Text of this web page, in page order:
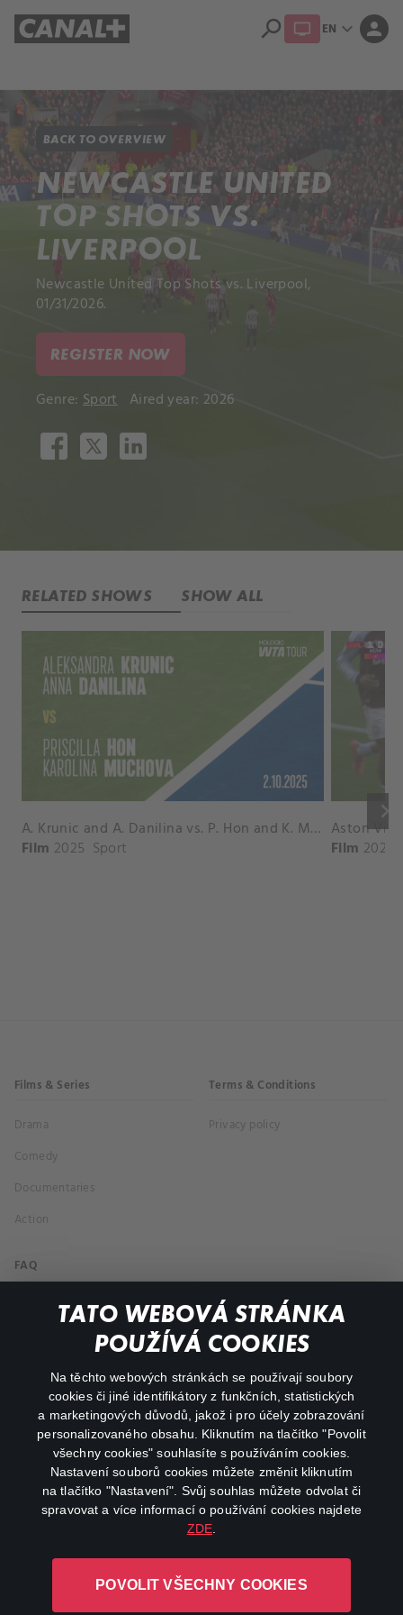
TATO WEBOVÁ STRÁNKA
POUŽÍVÁ COOKIES
Na těchto webových stránkách se používají soubory
cookies či jiné identifikátory z funkčních, statistických
a marketingových důvodů, jakož i pro účely zobrazování
personalizovaného obsahu. Kliknutím na tlačítko "Povolit
všechny cookies" souhlasíte s používáním cookies.
Nastavení souborů cookies můžete změnit kliknutím
na tlačítko "Nastavení". Svůj souhlas můžete odvolat či
spravovat a více informací o používání cookies najdete
ZDE
POVOLIT VŠECHNY COOKIES
search EN expand_more person
BACK TO OVERVIEW
NEWCASTLE UNITED
TOP SHOTS VS.
LIVERPOOL
Newcastle United Top Shots vs. Liverpool,
01/31/2026.
REGISTER NOW
Genre: Sport Aired year: 2026
RELATED SHOWS SHOW ALL
keyboard_arrow_right
A. Krunic and A. Danilina vs. P. Hon and K. Muchova Match Highlights - BEIJING_Capital Group Diamond ( October 02, 2025)
Film 2025 Sport Film 2026
Films & Series
Drama
Comedy
Documentaries
Action
Terms & Conditions
Privacy policy
FAQ
My profile
facebookinstagram
youtube
L-1246 Luxembourg R.C.S.